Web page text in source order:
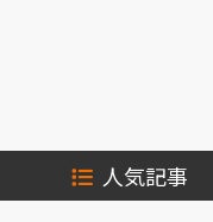
人気記事